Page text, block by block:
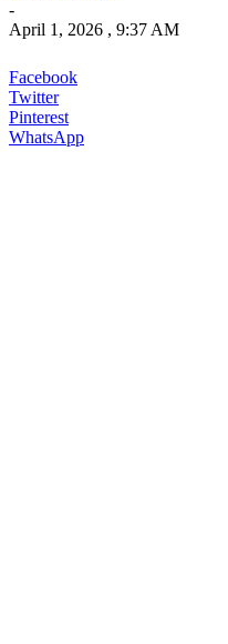
-
April 1, 2026 , 9:37 AM
Facebook
Twitter
Pinterest
WhatsApp